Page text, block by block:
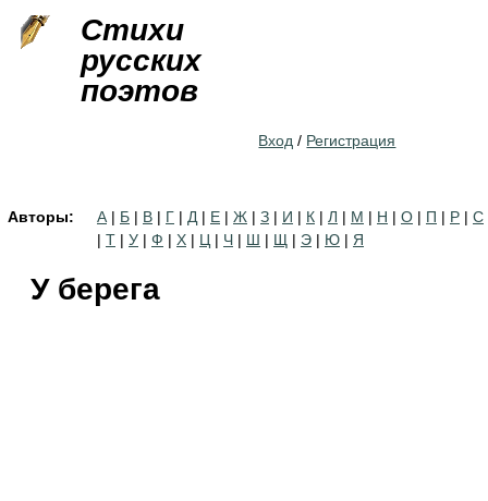
Стихи
русских
поэтов
Вход / Регистрация
Авторы: А | Б | В | Г | Д | Е | Ж | З | И | К | Л | М | Н | О | П | Р | С
| Т | У | Ф | Х | Ц | Ч | Ш | Щ | Э | Ю | Я
У берега